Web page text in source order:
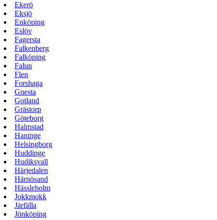
Ekerö
Eksjö
Enköping
Eslöv
Fagersta
Falkenberg
Falköping
Falun
Flen
Forshaga
Gnesta
Gotland
Grästorp
Göteborg
Halmstad
Haninge
Helsingborg
Huddinge
Hudiksvall
Härjedalen
Härnösand
Hässleholm
Jokkmokk
Järfälla
Jönköping